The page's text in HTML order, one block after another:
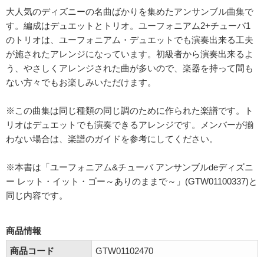
大人気のディズニーの名曲ばかりを集めたアンサンブル曲集で
す。編成はデュエットとトリオ。ユーフォニアム2+チューバ1
のトリオは、ユーフォニアム・デュエットでも演奏出来る工夫
が施されたアレンジになっています。初級者から演奏出来るよ
う、やさしくアレンジされた曲が多いので、楽器を持って間も
ない方々でもお楽しみいただけます。
※この曲集は同じ種類の同じ調のために作られた楽譜です。ト
リオはデュエットでも演奏できるアレンジです。メンバーが揃
わない場合は、楽譜のガイドを参考にしてください。
※本書は「ユーフォニアム&チューバ アンサンブルdeディズニ
ー レット・イット・ゴー～ありのままで～」(GTW01100337)と
同じ内容です。
商品情報
商品コード
GTW01102470